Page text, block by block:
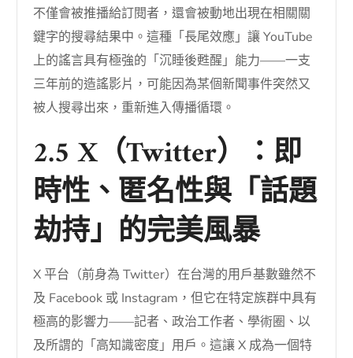
不僅會被推播給訂閱者，還會被動地出現在相關關
鍵字的搜尋結果中。這種「長尾效應」讓 YouTube
上的謠言具有極強的「沉睡後甦醒」能力——一支
三年前的造謠影片，可能因為某個新聞事件突然又
被人搜尋出來，重新進入傳播循環。
2.5 X（Twitter）：即
時性、匿名性與「話題
劫持」的完美風暴
X 平台（前身為 Twitter）在台灣的用戶基數雖然不
及 Facebook 或 Instagram，但它在特定族群中具有
極高的影響力——記者、政治工作者、學術圈、以
及所謂的「高知識密度」用戶。這讓 X 成為一個特